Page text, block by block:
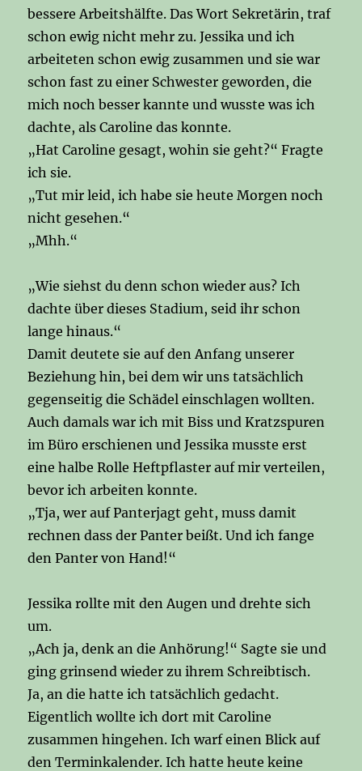
bessere Arbeitshälfte. Das Wort Sekretärin, traf
schon ewig nicht mehr zu. Jessika und ich
arbeiteten schon ewig zusammen und sie war
schon fast zu einer Schwester geworden, die
mich noch besser kannte und wusste was ich
dachte, als Caroline das konnte.
„Hat Caroline gesagt, wohin sie geht?“ Fragte
ich sie.
„Tut mir leid, ich habe sie heute Morgen noch
nicht gesehen.“
„Mhh.“
„Wie siehst du denn schon wieder aus? Ich
dachte über dieses Stadium, seid ihr schon
lange hinaus.“
Damit deutete sie auf den Anfang unserer
Beziehung hin, bei dem wir uns tatsächlich
gegenseitig die Schädel einschlagen wollten.
Auch damals war ich mit Biss und Kratzspuren
im Büro erschienen und Jessika musste erst
eine halbe Rolle Heftpflaster auf mir verteilen,
bevor ich arbeiten konnte.
„Tja, wer auf Panterjagt geht, muss damit
rechnen dass der Panter beißt. Und ich fange
den Panter von Hand!“
Jessika rollte mit den Augen und drehte sich
um.
„Ach ja, denk an die Anhörung!“ Sagte sie und
ging grinsend wieder zu ihrem Schreibtisch.
Ja, an die hatte ich tatsächlich gedacht.
Eigentlich wollte ich dort mit Caroline
zusammen hingehen. Ich warf einen Blick auf
den Terminkalender. Ich hatte heute keine